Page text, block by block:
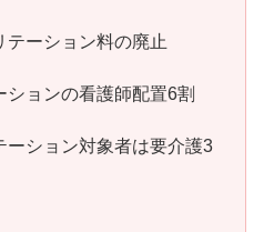
ーション料の廃止
ョンの看護師配置6割
ション対象者は要介護3